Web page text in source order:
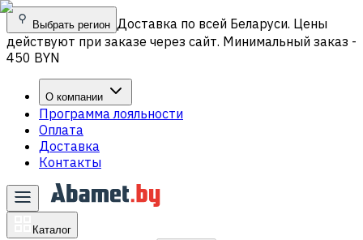
Выбрать регион Доставка по всей Беларуси. Цены
действуют при заказе через сайт. Минимальный заказ -
450 BYN
О компании
Программа лояльности
Оплата
Доставка
Контакты
Каталог